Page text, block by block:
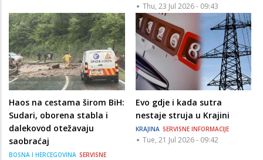
Thu, 23 Jul 2026 - 09:43
Haos na cestama širom BiH:
Sudari, oborena stabla i
dalekovod otežavaju
saobraćaj
BOSNA I HERCEGOVINA SERVISNE
Evo gdje i kada sutra
nestaje struja u Krajini
KRAJINA SERVISNE INFORMACIJE
Tue, 21 Jul 2026 - 09:42